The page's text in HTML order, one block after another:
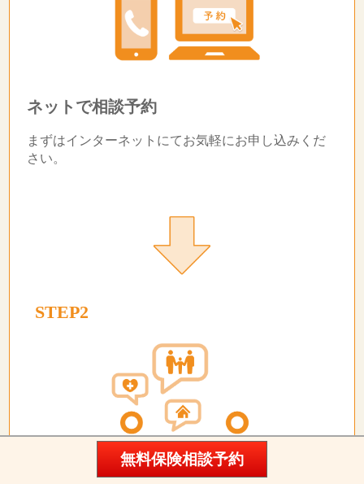
ネットで相談予約
まずはインターネットにてお気軽にお申し込みくだ
さい。
STEP2
無料保険相談予約